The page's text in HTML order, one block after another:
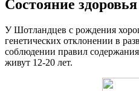
Состояние здоровья
У Шотландцев с рождения
генетических отклонении в
соблюдении правил
живут 12-20 лет.